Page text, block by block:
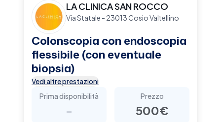
LA CLINICA SAN ROCCO
Via Statale - 23013 Cosio Valtellino
Colonscopia con endoscopia
flessibile (con eventuale
biopsia)
Vedi altre prestazioni
Prima disponibilità
-
Prezzo
500€